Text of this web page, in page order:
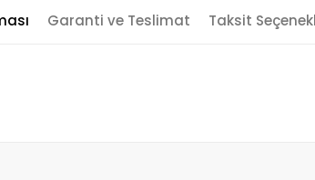
Garanti ve Teslimat Taksit